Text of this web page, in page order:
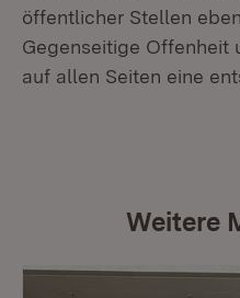
öffentlicher Stellen
Gegenseitige Offenheit
auf allen Seiten eine
Weitere